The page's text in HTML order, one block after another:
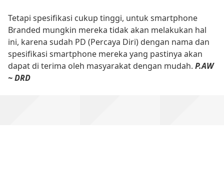
Tetapi spesifikasi cukup tinggi, untuk smartphone
Branded mungkin mereka tidak akan melakukan hal
ini, karena sudah PD (Percaya Diri) dengan nama dan
spesifikasi smartphone mereka yang pastinya akan
dapat di terima oleh masyarakat dengan mudah. P.AW
~ DRD